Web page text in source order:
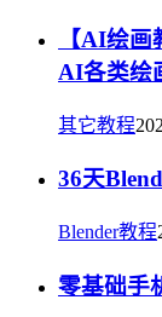
【AI绘
AI各类绘
其它教程
36天
Blender教程
零基础手